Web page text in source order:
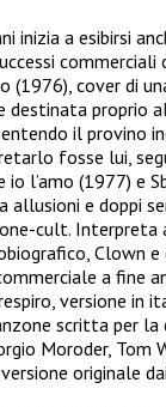
inizia a esibirsi
(1976), cover di
destinata proprio
il provino
fosse lui,
l’amo (1977) e
allusioni e doppi
cult. Interpreta
Clown e
a fine
versione in
scritta per
Moroder, Tom
originale